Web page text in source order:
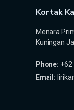
Kontak
Menara
Kuningan
Phone: +62
Email: